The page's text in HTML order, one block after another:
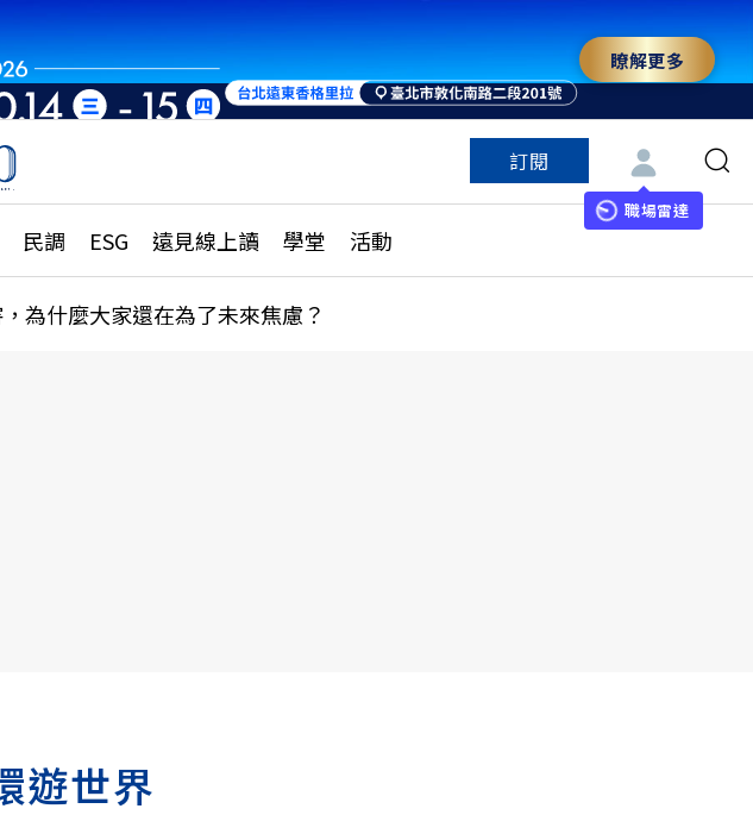
瞭解更多
訂閱
職場雷達
民調 ESG 遠見線上讀 學堂 活動
職涯攻略
調查全解析
更多訂閱方案
特色頻道
為什麼大家還在為了未來焦慮？
遊世界